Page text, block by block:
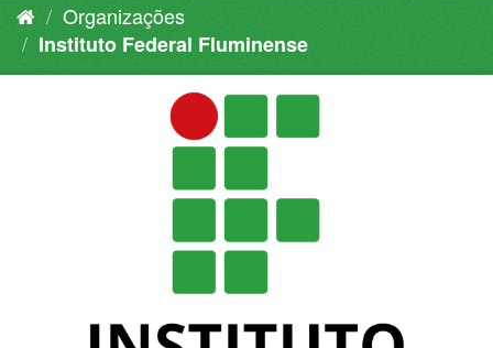
Organizações
Instituto Federal Fluminense